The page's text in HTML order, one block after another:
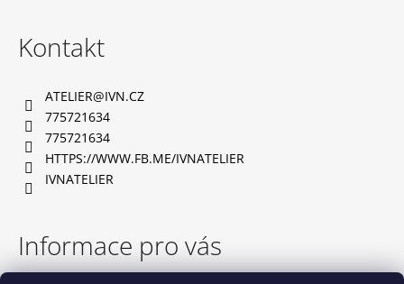
Kontakt
ATELIER@IVN.CZ
775721634
775721634
HTTPS://WWW.FB.ME/IVNATELIER
IVNATELIER
Informace pro vás